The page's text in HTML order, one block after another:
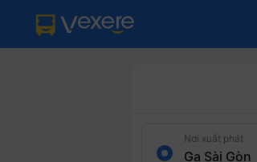
é
Nơi xuất phát